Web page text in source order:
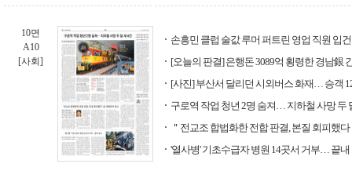
10면
A10
[사회]
손흥민 클럽 술값 루머 퍼트린 영업 직원 입건
[오늘의 판결] 은행돈 3089억 횡령한 경남銀
[사진] 부산서 달리던 시외버스 화재… 승객
구로역 작업 청년 2명 숨져… 지하철 사망 두
＂전교조 합법화한 전합 판결, 본질 회피했
'열사병' 기초수급자 병원 14곳서 거부… 끝내